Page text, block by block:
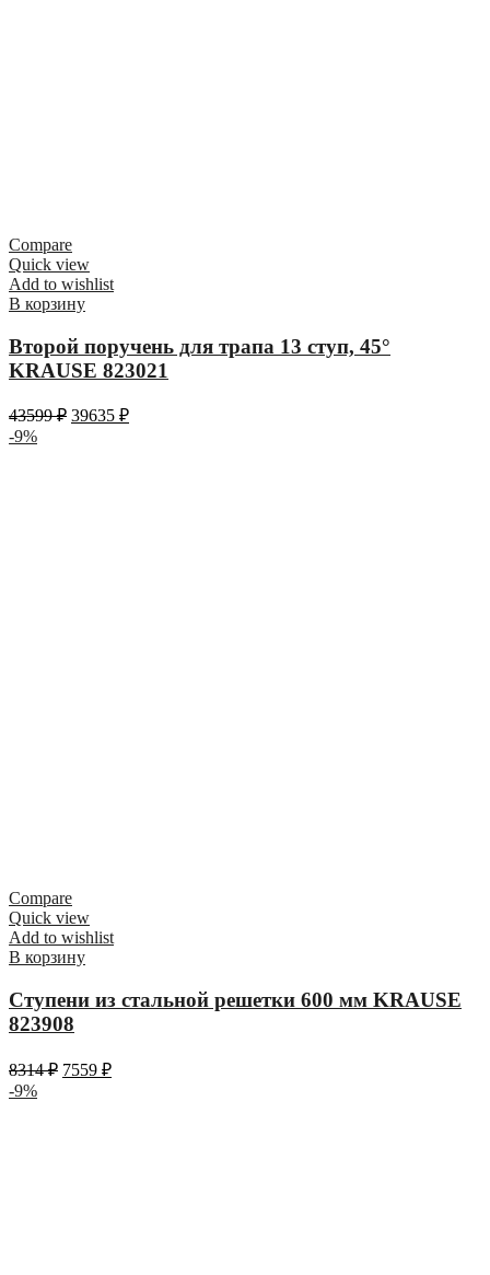
Compare
Quick view
Add to wishlist
В корзину
Второй поручень для трапа 13 ступ, 45°
KRAUSE 823021
43599₽ 39635 ₽
-9%
Compare
Quick view
Add to wishlist
В корзину
Ступени из стальной решетки 600 мм KRAUSE
823908
8314₽ 7559 ₽
-9%